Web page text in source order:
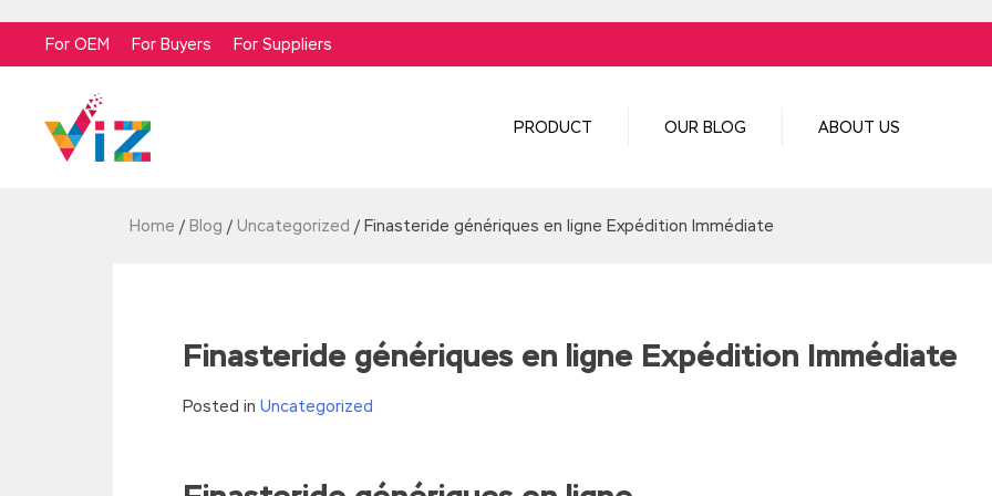
For OEM For Buyers For Suppliers
PRODUCT OUR BLOG ABOUT US
Home / Blog / Uncategorized / Finasteride génériques en ligne Expédition Immédiate
Finasteride génériques en ligne Expédition Immédiate
Posted in Uncategorized